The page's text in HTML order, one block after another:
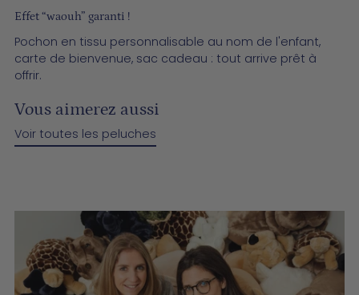
­­Effet “waouh” garanti !
Pochon en tissu personnalisable au nom de l'enfant,
carte de bienvenue, sac cadeau : tout arrive prêt à
offrir.
Vous aimerez aussi
Voir toutes les peluches